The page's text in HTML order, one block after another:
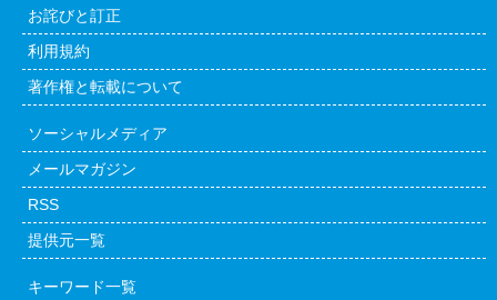
お詫びと訂正
利用規約
著作権と転載について
ソーシャルメディア
メールマガジン
RSS
提供元一覧
キーワード一覧